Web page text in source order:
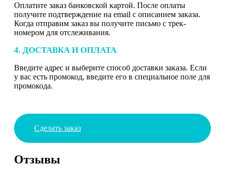
Оплатите заказ банковской картой. После оплаты
получите подтверждение на email с описанием заказа.
Когда отправим заказ вы получите письмо с трек-
номером для отслеживания.
4. ДОСТАВКА И ОПЛАТА
Введите адрес и выберите способ доставки заказа. Если
у вас есть промокод, введите его в специальное поле для
промокода.
Сделать заказ
Отзывы